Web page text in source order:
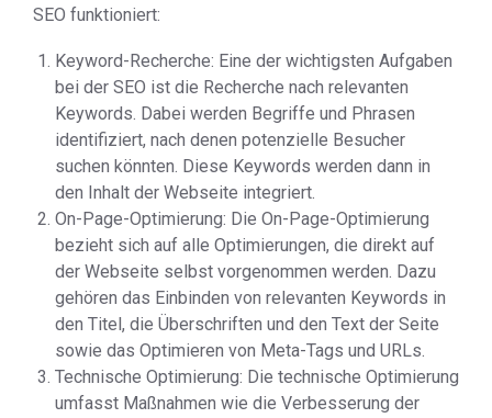
SEO funktioniert:
Keyword-Recherche: Eine der wichtigsten Aufgaben
bei der SEO ist die Recherche nach relevanten
Keywords. Dabei werden Begriffe und Phrasen
identifiziert, nach denen potenzielle Besucher
suchen könnten. Diese Keywords werden dann in
den Inhalt der Webseite integriert.
On-Page-Optimierung: Die On-Page-Optimierung
bezieht sich auf alle Optimierungen, die direkt auf
der Webseite selbst vorgenommen werden. Dazu
gehören das Einbinden von relevanten Keywords in
den Titel, die Überschriften und den Text der Seite
sowie das Optimieren von Meta-Tags und URLs.
Technische Optimierung: Die technische Optimierung
umfasst Maßnahmen wie die Verbesserung der